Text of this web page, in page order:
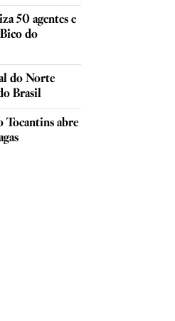
50 agentes e
do
do Norte
Brasil
Tocantins abre